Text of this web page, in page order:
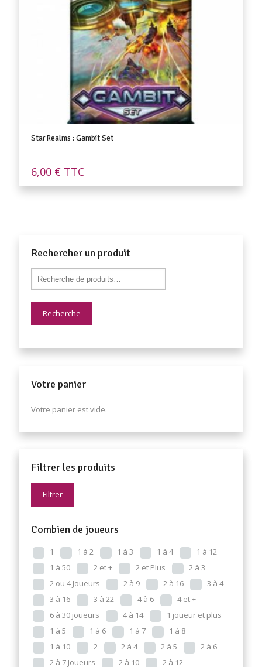
Star Realms : Gambit Set
6,00 € TTC
Rechercher un produit
Recherche
Votre panier
Votre panier est vide.
Filtrer les produits
Filtrer
Combien de joueurs
1 1 à 2 1 à 3 1 à 4
1 à 12
1 à 50
2 et + 2 et Plus
2 à 3
2 ou 4 Joueurs
2 à 9 2 à 16
3 à 4
3 à 16
3 à 22 4 à 6
4 et +
6 à 30 joueurs
4 à 14
1 joueur et plus
1 à 5
1 à 6 1 à 7
1 à 8
1 à 10
2 2 à 4 2 à 5
2 à 6
2 à 7 Joueurs
2 à 10
2 à 12